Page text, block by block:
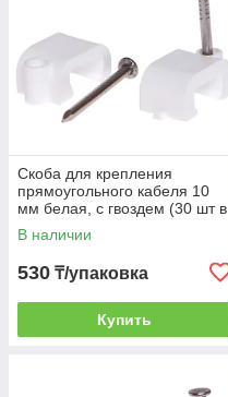
Скоба для крепления
прямоугольного кабеля 10
мм белая, с гвоздем (30 шт в
зип-локе) STARFIX
В наличии
530 ₸/упаковка
Купить